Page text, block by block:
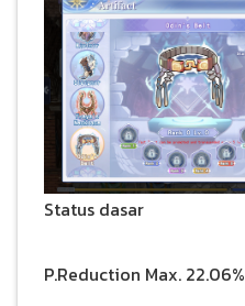
Status dasar
P.Reduction Max. 22.06%